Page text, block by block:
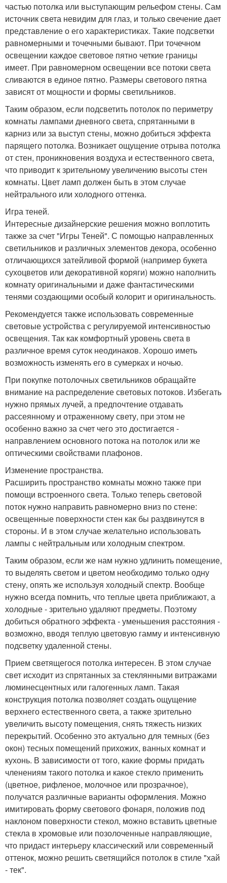
частью потолка или выступающим рельефом стены. Сам
источник света невидим для глаз, и только свечение дает
представление о его характеристиках. Такие подсветки
равномерными и точечными бывают. При точечном
освещении каждое световое пятно четкие границы
имеет. При равномерном освещении все потоки света
сливаются в единое пятно. Размеры светового пятна
зависят от мощности и формы светильников.
Таким образом, если подсветить потолок по периметру
комнаты лампами дневного света, спрятанными в
карниз или за выступ стены, можно добиться эффекта
парящего потолка. Возникает ощущение отрыва потолка
от стен, проникновения воздуха и естественного света,
что приводит к зрительному увеличению высоты стен
комнаты. Цвет ламп должен быть в этом случае
нейтрального или холодного оттенка.
Игра теней.
Интересные дизайнерские решения можно воплотить
также за счет "Игры Теней". С помощью направленных
светильников и различных элементов декора, особенно
отличающихся затейливой формой (например букета
сухоцветов или декоративной коряги) можно наполнить
комнату оригинальными и даже фантастическими
тенями создающими особый колорит и оригинальность.
Рекомендуется также использовать современные
световые устройства с регулируемой интенсивностью
освещения. Так как комфортный уровень света в
различное время суток неодинаков. Хорошо иметь
возможность изменять его в сумерках и ночью.
При покупке потолочных светильников обращайте
внимание на распределение световых потоков. Избегать
нужно прямых лучей, а предпочтение отдавать
рассеянному и отраженному свету, при этом не
особенно важно за счет чего это достигается -
направлением основного потока на потолок или же
оптическими свойствами плафонов.
Изменение пространства.
Расширить пространство комнаты можно также при
помощи встроенного света. Только теперь световой
поток нужно направить равномерно вниз по стене:
освещенные поверхности стен как бы раздвинутся в
стороны. И в этом случае желательно использовать
лампы с нейтральным или холодным спектром.
Таким образом, если же нам нужно удлинить помещение,
то выделять светом и цветом необходимо только одну
стену, опять же используя холодный спектр. Вообще
нужно всегда помнить, что теплые цвета приближают, а
холодные - зрительно удаляют предметы. Поэтому
добиться обратного эффекта - уменьшения расстояния -
возможно, вводя теплую цветовую гамму и интенсивную
подсветку удаленной стены.
Прием светящегося потолка интересен. В этом случае
свет исходит из спрятанных за стеклянными витражами
люминесцентных или галогенных ламп. Такая
конструкция потолка позволяет создать ощущение
верхнего естественного света, а также зрительно
увеличить высоту помещения, снять тяжесть низких
перекрытий. Особенно это актуально для темных (без
окон) тесных помещений прихожих, ванных комнат и
кухонь. В зависимости от того, какие формы придать
членениям такого потолка и какое стекло применить
(цветное, рифленое, молочное или прозрачное),
получатся различные варианты оформления. Можно
имитировать форму светового фонаря, положив под
наклоном поверхности стекол, можно вставить цветные
стекла в хромовые или позолоченные направляющие,
что придаст интерьеру классический или современный
оттенок, можно решить светящийся потолок в стиле "хай
- тек".